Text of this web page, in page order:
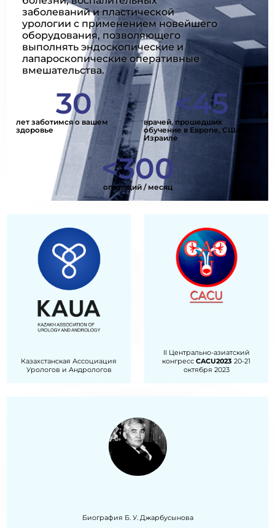
заболеваний и пластической
урологии с применением новейшего
оборудования, позволяющего
выполнять эндоскопические и
лапароскопические оперативные
вмешательства.
лет заботимся о вашем
здоровье
30
врачей, прошедших
обучение в Европе, США и
Израиле
<45
операций / месяц
<300
Казахстанская Ассоциация
Урологов и Андрологов
II Центрально-азиатский
конгресс CACU2023 20-21
октября 2023
Биография Б. У. Джарбусынова